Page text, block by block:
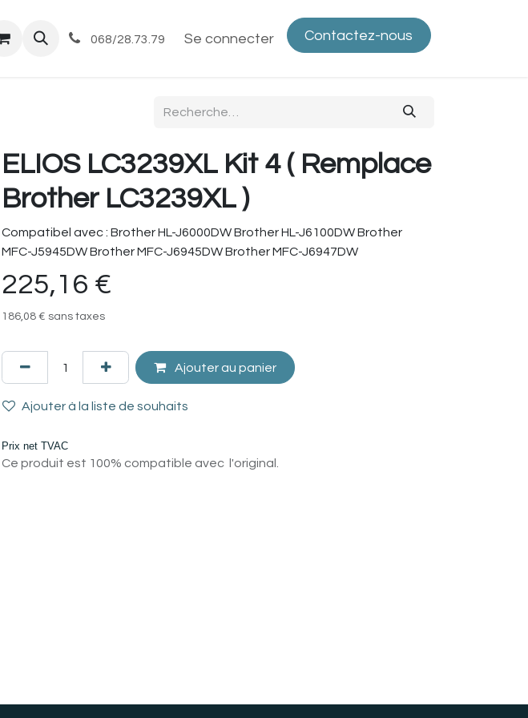
et livraisons Contactez-nous Politique de confidentialité
068/28.73.79 Se connecter Contactez-nous
ELIOS LC3239XL Kit 4 ( Remplace
Brother LC3239XL )
Compatibel avec : Brother HL-J6000DW Brother HL-J6100DW Brother
MFC-J5945DW Brother MFC-J6945DW Brother MFC-J6947DW
225,16 €
186,08 € sans taxes
Ajouter au panier
Ajouter à la liste de souhaits
Prix net TVAC
Ce produit est 100% compatible avec l'original.